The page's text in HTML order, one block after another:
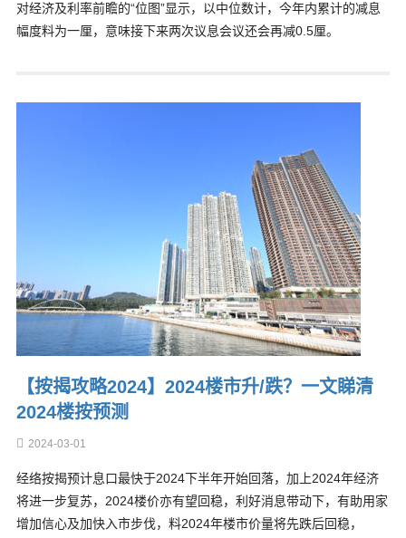
对经济及利率前瞻的“位图”显示，以中位数计，今年内累计的减息
幅度料为一厘，意味接下来两次议息会议还会再减0.5厘。
【按揭攻略2024】2024楼市升/跌？一文睇清
2024楼按预测
2024-03-01
经络按揭预计息口最快于2024下半年开始回落，加上2024年经济
将进一步复苏，2024楼价亦有望回稳，利好消息带动下，有助用家
增加信心及加快入市步伐，料2024年楼市价量将先跌后回稳，